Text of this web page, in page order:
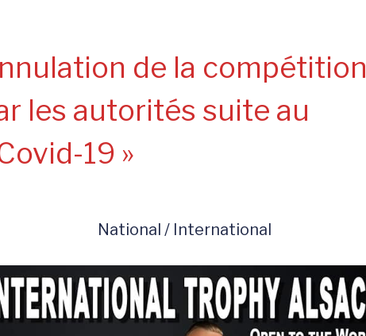
de la compétition
les autorités suite au
19 »
National / International